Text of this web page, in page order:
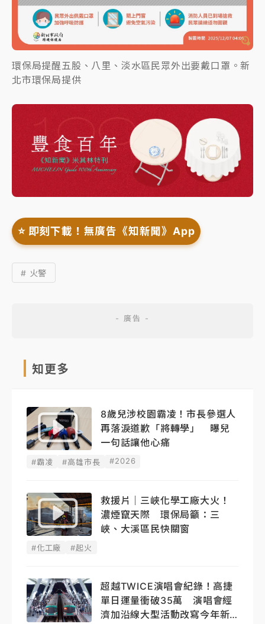
環保局提醒五股、八里、淡水區民眾外出要戴口罩。新
北市環保局提供
⭐️ 即刻下載！無廣告《知新聞》App
# 火警
知更多
8歲兒涉校園霸凌！市長參選人
再落淚道歉「將轉學」 曝兒
一句話讓他心痛
#霸凌 #高雄市長 #2026
救援片｜三峽化學工廠大火！
濃煙竄天際 環保局籲：三
峽、大溪區民快關窗
#化工廠 #起火
超越TWICE演唱會紀錄！高捷
單日運量衝破35萬 演唱會經
濟加沿線大型活動改寫今年新